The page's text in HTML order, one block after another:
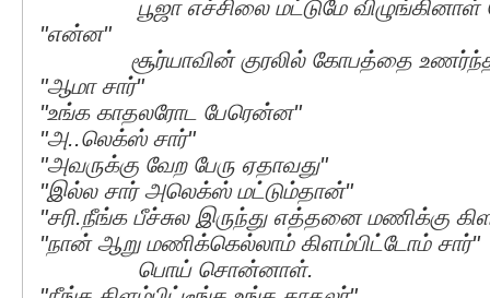
பூஜா எச்சிலை மட்டுமே விழுங்கினாள்
"என்ன"
சூர்யாவின் குரலில் கோபத்தை
"ஆமா சார்"
"உங்க காதலரோட பேரென்ன"
"அ..லெக்ஸ் சார்"
"அவருக்கு வேற பேரு ஏதாவது"
"இல்ல சார் அலெக்ஸ் மட்டும்தான்"
"சரி.நீங்க பீச்சுல இருந்து எத்தனை மணிக்கு
"நான் ஆறு மணிக்கெல்லாம் கிளம்பிட்டோம் சார்"
பொய் சொன்னாள்.